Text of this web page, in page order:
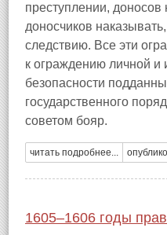
преступлении,
доносчиков
следствию. Все эти
к ограждению личной и
безопасности
государственного
советом бояр.
читать подробнее...
1605–1606 годы